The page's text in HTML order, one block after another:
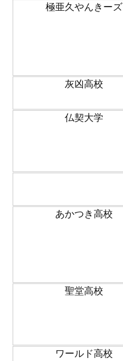
極亜久やんきーズ
灰凶高校
仏契大学
あかつき高校
聖堂高校
ワールド高校